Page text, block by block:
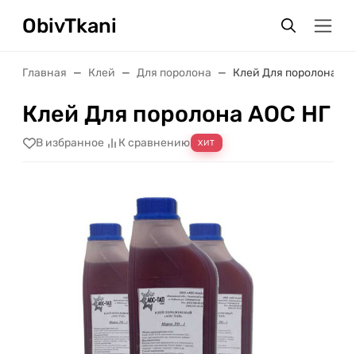
ObivTkani
Главная Клей Для поролона Клей Для поролона
Клей Для поролона АОС НГ
В избранное К сравнению ХИТ